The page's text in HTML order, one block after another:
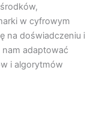
w cyfrowym
na doświadczeniu i
nam adaptować
i algorytmów